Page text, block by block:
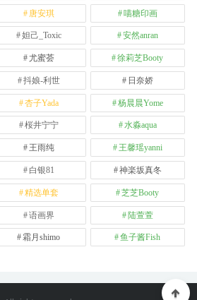
唐安琪 喵糖印画
妲己_Toxic 安然anran
尤蜜荟 徐莉芝Booty
抖娘-利世 日奈娇
杏子Yada 杨晨晨Yome
桜井宁宁 水淼aqua
王雨纯 王馨瑶yanni
白银81 神楽坂真冬
精选单套 芝芝Booty
语画界 陆萱萱
霜月shimo 鱼子酱Fish